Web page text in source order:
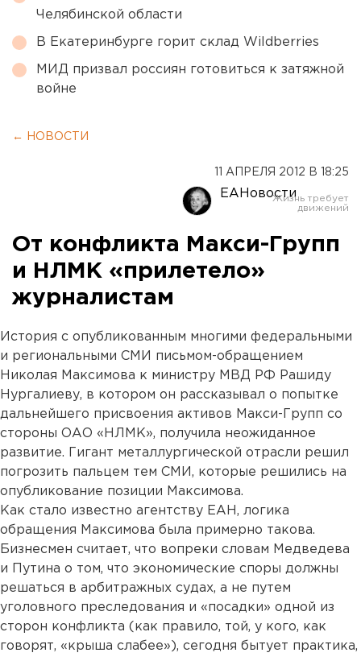
Челябинской области
В Екатеринбурге горит склад Wildberries
МИД призвал россиян готовиться к затяжной
войне
← НОВОСТИ
11 АПРЕЛЯ 2012 В 18:25
ЕАНовости
От конфликта Макси-Групп
и НЛМК «прилетело»
журналистам
История с опубликованным многими федеральными
и региональными СМИ письмом-обращением
Николая Максимова к министру МВД РФ Рашиду
Нургалиеву, в котором он рассказывал о попытке
дальнейшего присвоения активов Макси-Групп со
стороны ОАО «НЛМК», получила неожиданное
развитие. Гигант металлургической отрасли решил
погрозить пальцем тем СМИ, которые решились на
опубликование позиции Максимова.
Как стало известно агентству ЕАН, логика
обращения Максимова была примерно такова.
Бизнесмен считает, что вопреки словам Медведева
и Путина о том, что экономические споры должны
решаться в арбитражных судах, а не путем
уголовного преследования и «посадки» одной из
сторон конфликта (как правило, той, у кого, как
говорят, «крыша слабее»), сегодня бытует практика,